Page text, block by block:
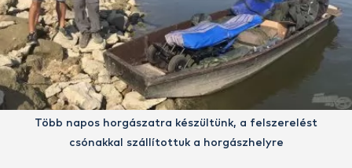
Több napos horgászatra készültünk, a felszerelést
csónakkal szállítottuk a horgászhelyre